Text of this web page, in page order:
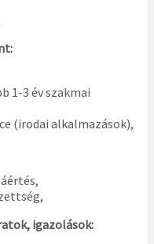
1-3 év szakmai
(irodai alkalmazások),
igazolások: